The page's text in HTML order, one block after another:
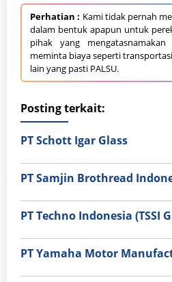
Perhatian : Kami tidak pernah
dalam bentuk apapun untuk
pihak yang
meminta biaya seperti
lain yang pasti PALSU.
Posting terkait:
PT Schott Igar Glass
PT Samjin Brothread